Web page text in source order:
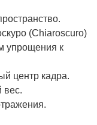
(Chiaroscuro)
упрощения к
центр кадра.
вес.